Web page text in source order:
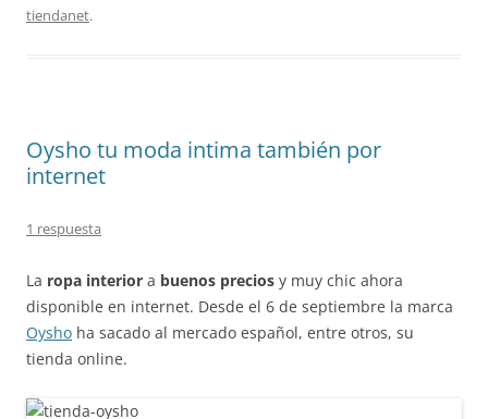
tiendanet.
Oysho tu moda intima también por
internet
1 respuesta
La ropa interior a buenos precios y muy chic ahora
disponible en internet. Desde el 6 de septiembre la marca
Oysho ha sacado al mercado español, entre otros, su
tienda online.